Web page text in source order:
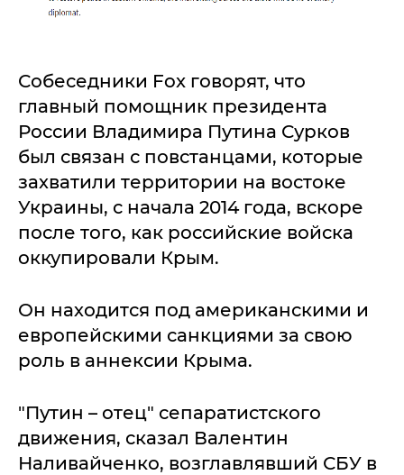
Собеседники Fox говорят, что
главный помощник президента
России Владимира Путина Сурков
был связан с повстанцами, которые
захватили территории на востоке
Украины, с начала 2014 года, вскоре
после того, как российские войска
оккупировали Крым.
Он находится под американскими и
европейскими санкциями за свою
роль в аннексии Крыма.
"Путин – отец" сепаратистского
движения, сказал Валентин
Наливайченко, возглавлявший СБУ в